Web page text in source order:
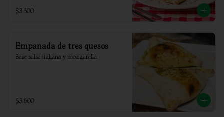
$3.300
Empanada de tres quesos
Base salsa italiana y mozzarella
$3.600